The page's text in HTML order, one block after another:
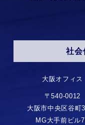
社
大阪オフィス
〒540-0012
大阪市中央区谷町
MG大手前ビル